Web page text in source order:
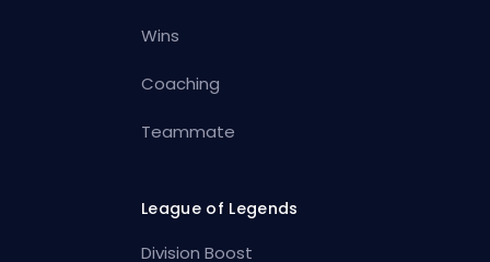
Wins
Coaching
Teammate
League of Legends
Division Boost